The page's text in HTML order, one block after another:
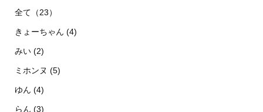
全て（23）
きょーちゃん (4)
みい (2)
ミホンヌ (5)
ゆん (4)
らん (3)